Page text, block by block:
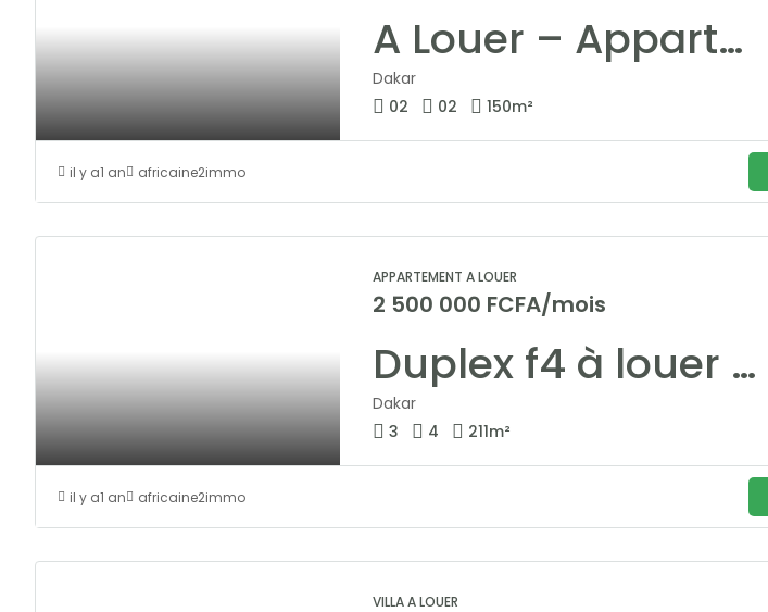
A Louer – Appartement F3 Meublé avec Terrasse & Piscine – Almadies, Dakar
Dakar
02
02 150m²
il y a1 an africaine2immo
APPARTEMENT A LOUER
2 500 000 FCFA/mois
Duplex f4 à louer -Corniche Almadies
Dakar
3
4 211m²
il y a1 an africaine2immo
VILLA A LOUER